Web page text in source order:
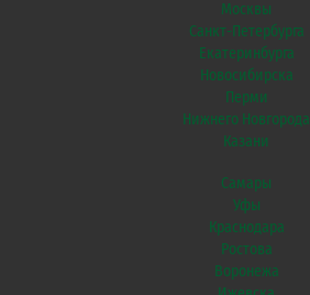
Москвы
Санкт-Петербурга
Екатеринбурга
Новосибирска
Перми
Нижнего Новгорода
Казани
Самары
Уфы
Краснодара
Ростова
Воронежа